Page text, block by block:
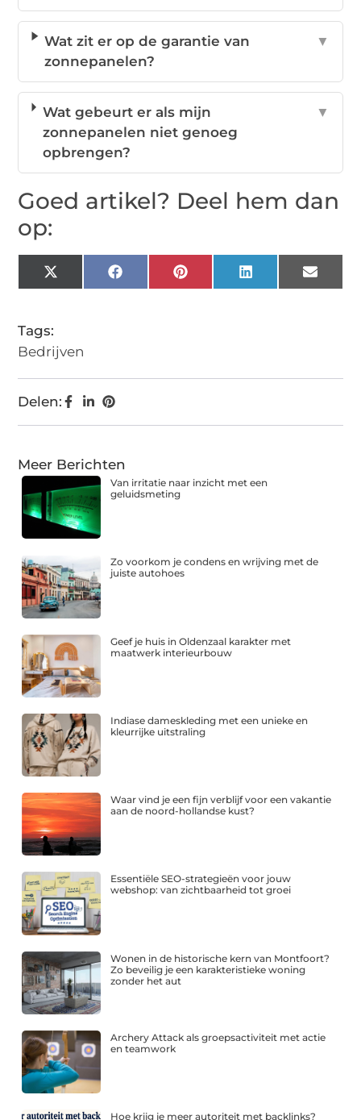
Wat zit er op de garantie van
zonnepanelen?
▼
Wat gebeurt er als mijn
zonnepanelen niet genoeg
opbrengen?
▼
Goed artikel? Deel hem dan
op:
X
(Twitter)
FacebookPinterestLinkedIn Email
Tags:
Bedrijven
Delen:
Meer Berichten
Van irritatie naar inzicht met een
geluidsmeting
Zo voorkom je condens en wrijving met de
juiste autohoes
Geef je huis in Oldenzaal karakter met
maatwerk interieurbouw
Indiase dameskleding met een unieke en
kleurrijke uitstraling
Waar vind je een fijn verblijf voor een vakantie
aan de noord-hollandse kust?
Essentiële SEO-strategieën voor jouw
webshop: van zichtbaarheid tot groei
Wonen in de historische kern van Montfoort?
Zo beveilig je een karakteristieke woning
zonder het aut
Archery Attack als groepsactiviteit met actie
en teamwork
Hoe krijg je meer autoriteit met backlinks?